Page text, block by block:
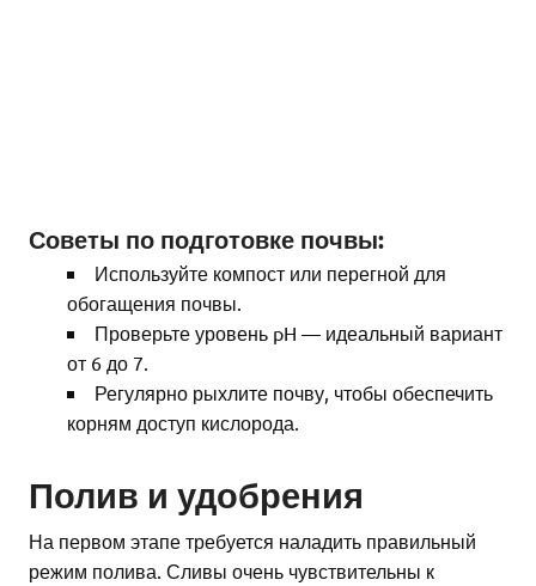
Советы по подготовке почвы:
Используйте компост или перегной для
обогащения почвы.
Проверьте уровень pH — идеальный вариант
от 6 до 7.
Регулярно рыхлите почву, чтобы обеспечить
корням доступ кислорода.
Полив и удобрения
На первом этапе требуется наладить правильный
режим полива. Сливы очень чувствительны к